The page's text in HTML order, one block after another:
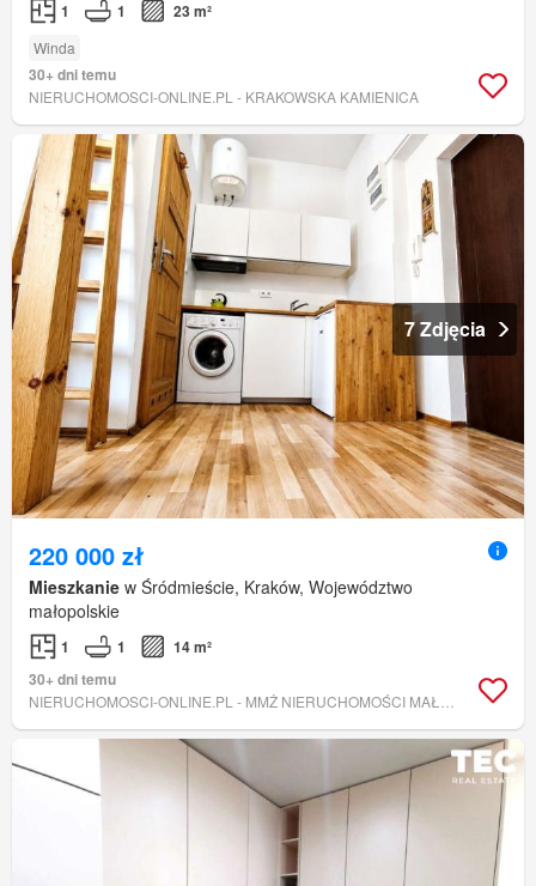
1 1 23 m²
Winda
30+ dni temu
NIERUCHOMOSCI-ONLINE.PL - KRAKOWSKA KAMIENICA
7 Zdjęcia
220 000 zł
Mieszkanie w Śródmieście, Kraków, Województwo
małopolskie
1 1
14 m²
30+ dni temu